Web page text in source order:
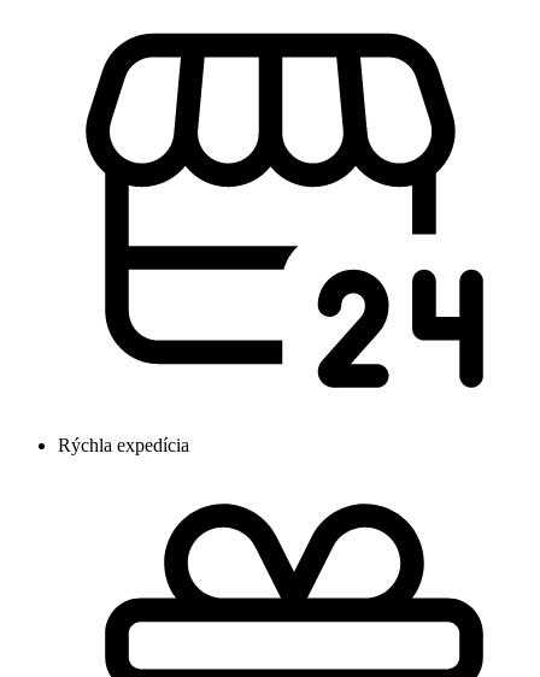
Rýchla expedícia